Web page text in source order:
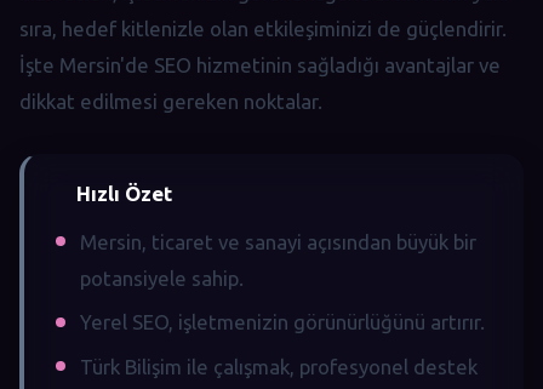
sıra, hedef kitlenizle olan etkileşiminizi de güçlendirir.
İşte Mersin'de SEO hizmetinin sağladığı avantajlar ve
dikkat edilmesi gereken noktalar.
Hızlı Özet
Mersin, ticaret ve sanayi açısından büyük bir
potansiyele sahip.
Yerel SEO, işletmenizin görünürlüğünü artırır.
Türk Bilişim ile çalışmak, profesyonel destek